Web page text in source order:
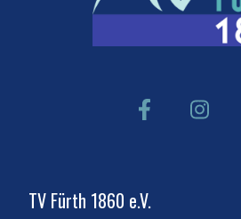
TV Fürth 1860 e.V.